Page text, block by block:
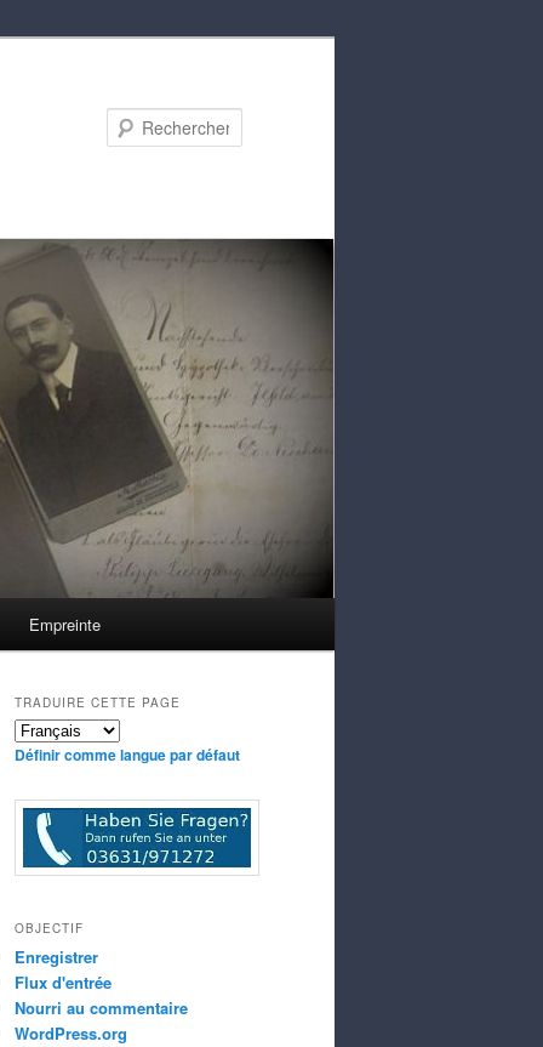
Empreinte
TRADUIRE CETTE PAGE
Définir comme langue par défaut
OBJECTIF
Enregistrer
Flux d'entrée
Nourri au commentaire
WordPress.org